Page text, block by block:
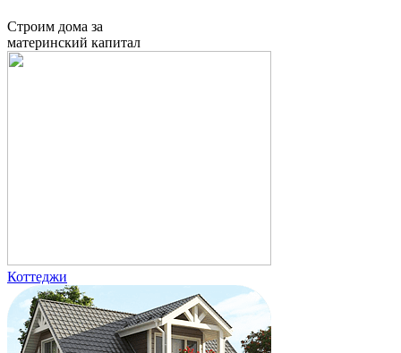
Строим дома за
материнский капитал
Коттеджи